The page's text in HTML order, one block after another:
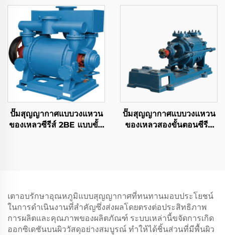
ปั๊มสุญญากาศแบบวงแหวน
ของเหลวซีรีส์ 2BE แบบขั้น
ปั๊มสุญญากาศแบบวงแหวน
ของเหลวสองขั้นตอนซีรีส์
เตาอบรักษาอุณหภูมิแบบสุญญากาศที่ทนทานมอบประโยชน์
ในการดำเนินงานที่สำคัญซึ่งส่งผลโดยตรงต่อประสิทธิภาพ
การผลิตและคุณภาพของผลิตภัณฑ์ ระบบเหล่านี้ขจัดการเกิด
ออกซิเดชันบนผิววัสดุอย่างสมบูรณ์ ทำให้ได้ชิ้นส่วนที่มีพื้นผิว